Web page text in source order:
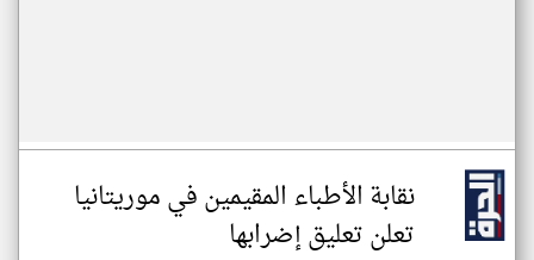
نقابة الأطباء المقيمين في موريتانيا
تعلن تعليق إضرابها